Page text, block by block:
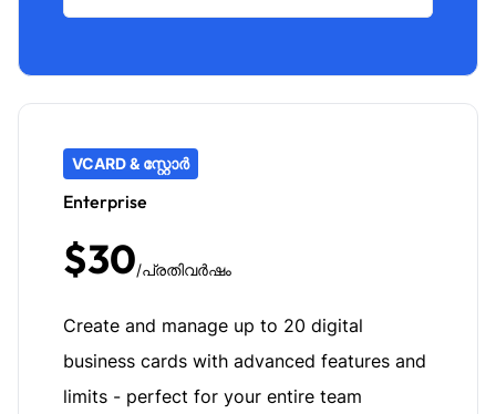
VCARD & സ്റ്റോർ
Enterprise
$30/പ്രതിവർഷം
Create and manage up to 20 digital
business cards with advanced features and
limits - perfect for your entire team